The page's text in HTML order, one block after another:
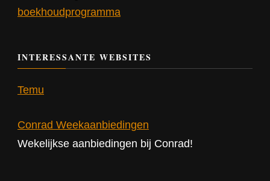
boekhoudprogramma
INTERESSANTE WEBSITES
Temu
Conrad Weekaanbiedingen
Wekelijkse aanbiedingen bij Conrad!